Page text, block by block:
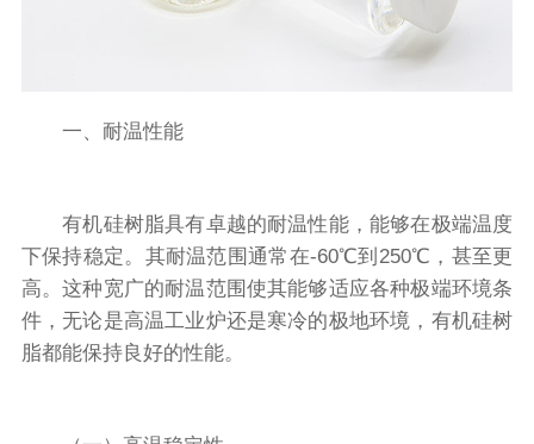
一、耐温性能
有机硅树脂具有卓越的耐温性能，能够在极端温度
下保持稳定。其耐温范围通常在-60℃到250℃，甚至更
高。这种宽广的耐温范围使其能够适应各种极端环境条
件，无论是高温工业炉还是寒冷的极地环境，有机硅树
脂都能保持良好的性能。